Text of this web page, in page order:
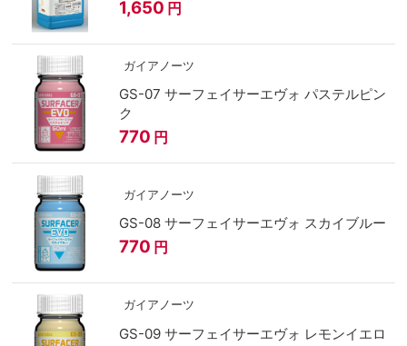
1,650 円
ガイアノーツ
GS-07 サーフェイサーエヴォ パステルピン
ク
770 円
ガイアノーツ
GS-08 サーフェイサーエヴォ スカイブルー
770 円
ガイアノーツ
GS-09 サーフェイサーエヴォ レモンイエロ